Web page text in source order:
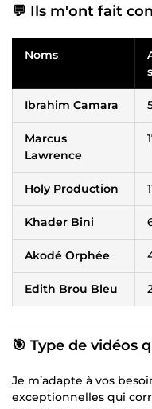
💬 Ils m'ont fait
Noms
Ibrahim Camara
Marcus
Lawrence
Holy Production
Khader Bini
Akodé Orphée
Edith Brou Bleu
🎯 Type de vidéos
Je m’adapte à vos
exceptionnelles qui